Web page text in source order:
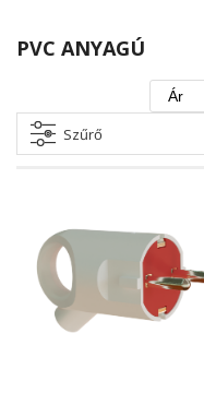
PVC ANYAGÚ
Szűrő